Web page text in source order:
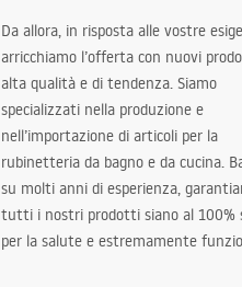
Da allora, in risposta alle vostre
arricchiamo l’offerta con nuovi
alta qualità e di tendenza. Siamo
specializzati nella produzione e
nell’importazione di articoli per la
rubinetteria da bagno e da cucina.
su molti anni di esperienza,
tutti i nostri prodotti siano al 100%
per la salute e estremamente